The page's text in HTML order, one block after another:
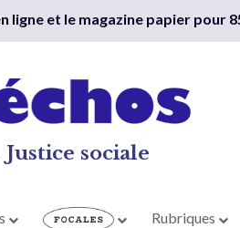
et le magazine papier pour
sociale
Rubriques